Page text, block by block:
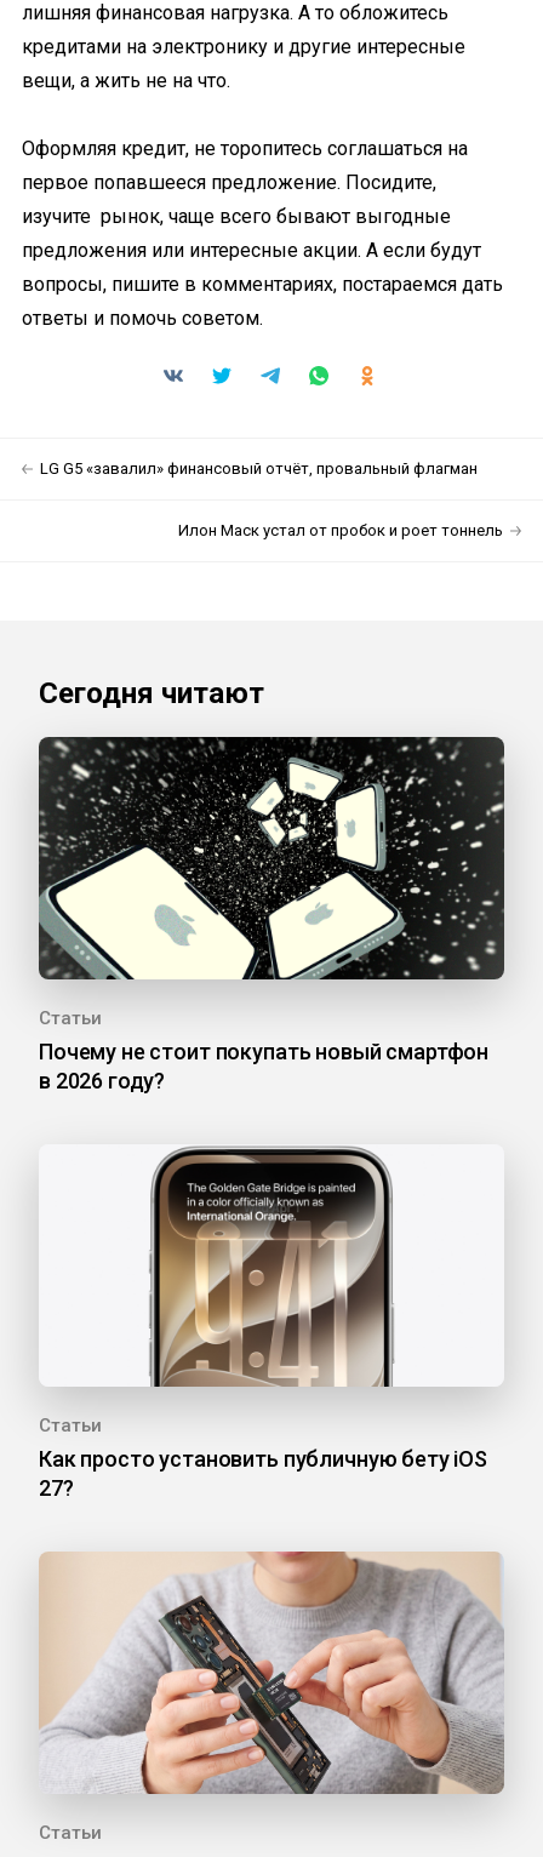
лишняя финансовая нагрузка. А то обложитесь
кредитами на электронику и другие интересные
вещи, а жить не на что.
Оформляя кредит, не торопитесь соглашаться на
первое попавшееся предложение. Посидите,
изучите рынок, чаще всего бывают выгодные
предложения или интересные акции. А если будут
вопросы, пишите в комментариях, постараемся дать
ответы и помочь советом.
LG G5 «завалил» финансовый отчёт, провальный флагман
Илон Маск устал от пробок и роет тоннель
Сегодня читают
Статьи
Почему не стоит покупать новый смартфон
в 2026 году?
Статьи
Как просто установить публичную бету iOS
27?
Статьи